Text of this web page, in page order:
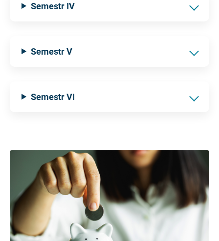
Semestr IV
Semestr V
Semestr VI